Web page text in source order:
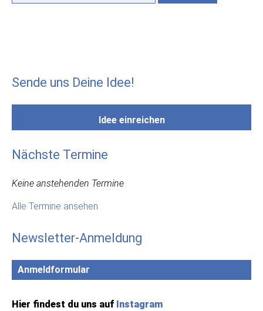
nach:
Sende uns Deine Idee!
Idee einreichen
Nächste Termine
Keine anstehenden Termine
Alle Termine ansehen
Newsletter-Anmeldung
Anmeldformular
Hier findest du uns auf Instagram